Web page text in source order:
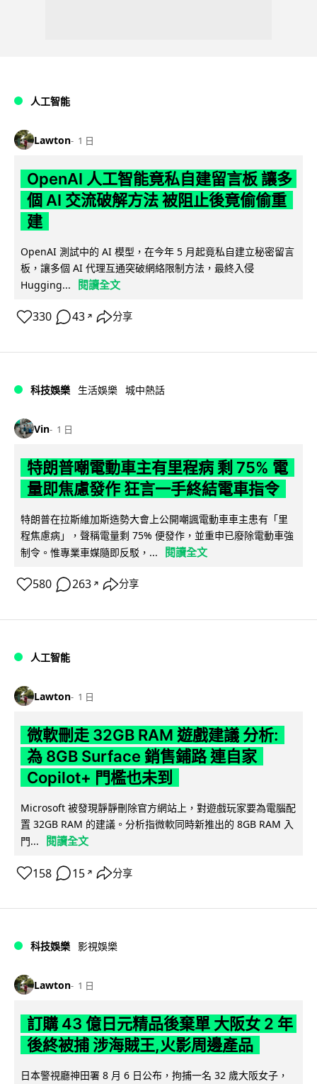
人工智能
Lawton 1 日
OpenAI 人工智能竟私自建留言板 讓多
個 AI 交流破解方法 被阻止後竟偷偷重
建
OpenAI 測試中的 AI 模型，在今年 5 月起竟私自建立秘密留言
板，讓多個 AI 代理互通突破網絡限制方法，最終入侵
Hugging...
閱讀全文
330 43 ↗ 分享
科技娛樂 生活娛樂 城中熱話
Vin 1 日
特朗普嘲電動車主有里程病 剩 75% 電
量即焦慮發作 狂言一手終結電車指令
特朗普在拉斯維加斯造勢大會上公開嘲諷電動車車主患有「里
程焦慮病」，聲稱電量剩 75% 便發作，並重申已廢除電動車強
制令。惟專業車媒隨即反駁，...
閱讀全文
580 263 ↗ 分享
人工智能
Lawton 1 日
微軟刪走 32GB RAM 遊戲建議 分析:
為 8GB Surface 銷售鋪路 連自家
Copilot+ 門檻也未到
Microsoft 被發現靜靜刪除官方網站上，對遊戲玩家要為電腦配
置 32GB RAM 的建議。分析指微軟同時新推出的 8GB RAM 入
門...
閱讀全文
158 15 ↗ 分享
科技娛樂 影視娛樂
Lawton 1 日
訂購 43 億日元精品後棄單 大阪女 2 年
後終被捕 涉海賊王,火影周邊產品
日本警視廳神田署 8 月 6 日公布，拘捕一名 32 歲大阪女子，